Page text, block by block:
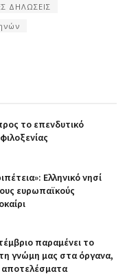
ΔΗΛΩΣΕΙΣ
το επενδυτικό
Ελληνικό νησί
ευρωπαϊκούς
παραμένει το
γνώμη μας στα όργανα,
αποτελέσματα